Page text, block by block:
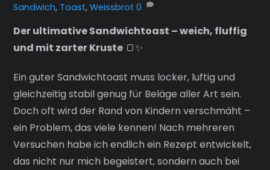
Sandwich, Toast,Weissbrot 0
Der ultimative Sandwichtoast – weich, fluffig
und mit zarter Kruste 🍞✨
Ein guter Sandwichtoast muss locker, luftig und
gleichzeitig stabil genug für Beläge aller Art sein.
Doch oft wird der Rand von Kindern verschmäht –
ein Problem, das viele kennen! Nach mehreren
Versuchen habe ich endlich ein Rezept entwickelt,
das nicht nur mich begeistert, sondern auch bei